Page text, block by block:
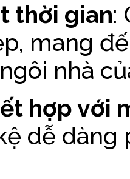
thời gian:
mang
nhà
hợp với
dễ dàng